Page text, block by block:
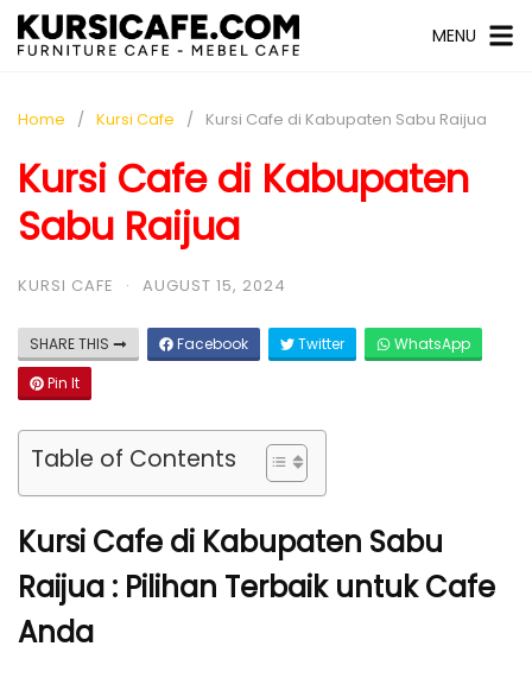
MENU
Home Kursi Cafe Kursi Cafe di Kabupaten Sabu Raijua
Kursi Cafe di Kabupaten
Sabu Raijua
KURSI CAFE · AUGUST 15, 2024
SHARE THIS Facebook Twitter
WhatsApp
Pin It
Table of Contents
Kursi Cafe di Kabupaten Sabu
Raijua : Pilihan Terbaik untuk Cafe
Anda